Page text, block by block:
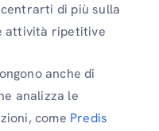
di più sulla
attività ripetitive
anche di
analizza le
come Predis